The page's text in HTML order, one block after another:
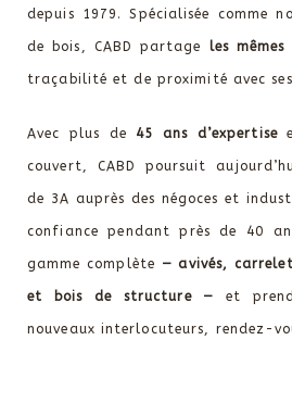
depuis 1979. Spécialisée comme
de bois, CABD partage les mêmes
traçabilité et de proximité avec
Avec plus de 45 ans d’expertise
couvert, CABD poursuit
de 3A auprès des négoces et
confiance pendant près de 40
gamme complète — avivés,
et bois de structure — et
nouveaux interlocuteurs, rendez-